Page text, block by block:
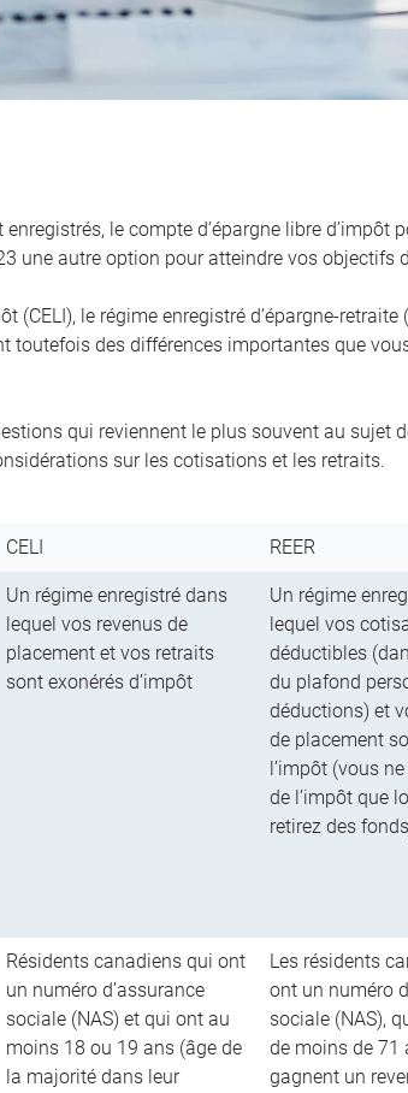
le compte d’épargne libre d’impôt
une autre option pour atteindre vos objectifs
(CELI), le régime enregistré d’épargne-
toutefois des différences importantes que
qui reviennent le plus souvent au sujet
sur les cotisations et les retraits.
CELI REER
Un régime enregistré dans
lequel vos revenus de
placement et vos retraits
sont exonérés d’impôt
Un régime
lequel vos
déductibles
du plafond
déductions) et
de placement
l’impôt (vous
de l’impôt que
retirez des
Résidents canadiens qui ont
un numéro d’assurance
sociale (NAS) et qui ont au
moins 18 ou 19 ans (âge de
la majorité dans leur
Les résidents
ont un numéro
sociale (NAS),
de moins de 71
gagnent un